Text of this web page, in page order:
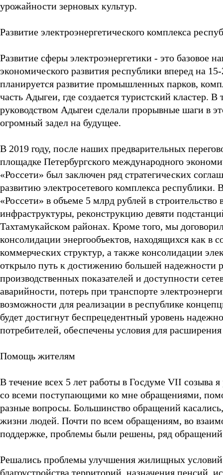
урожайности зерновых культур.
Развитие электроэнергетического комплекса
Развитие сферы электроэнергетики - это базовое
экономического развития республики вперед на
планируется развитие промышленных парков,
часть Адыгеи, где создается туристский кластер.
руководством Адыгеи сделали прорывные шаги в
огромный задел на будущее.
В 2019 году, после наших предварительных
площадке Петербургского международного
«Россети» был заключен ряд стратегических
развитию электросетевого комплекса
«Россети» в объеме 5 млрд рублей в
инфраструктуры, реконструкцию девяти
Тахтамукайском районах. Кроме того, мы
консолидации энергообъектов, находящихся как в
коммерческих структур, а также консолидации
открыло путь к достижению большей надежности
производственных показателей и доступности
аварийности, потерь при транспорте
возможности для реализации в республике
будет достигнут беспрецедентный уровень
потребителей, обеспечены условия для
Помощь жителям
В течение всех 5 лет работы в Госдуме VII созыва
со всеми поступающими ко мне обращениями,
разные вопросы. Большинство обращений
жизни людей. Почти по всем обращениям, во
поддержке, проблемы были решены, ряд обращений
Решались проблемы улучшения жилищных
благоустройства территорий, назначения пенсий,